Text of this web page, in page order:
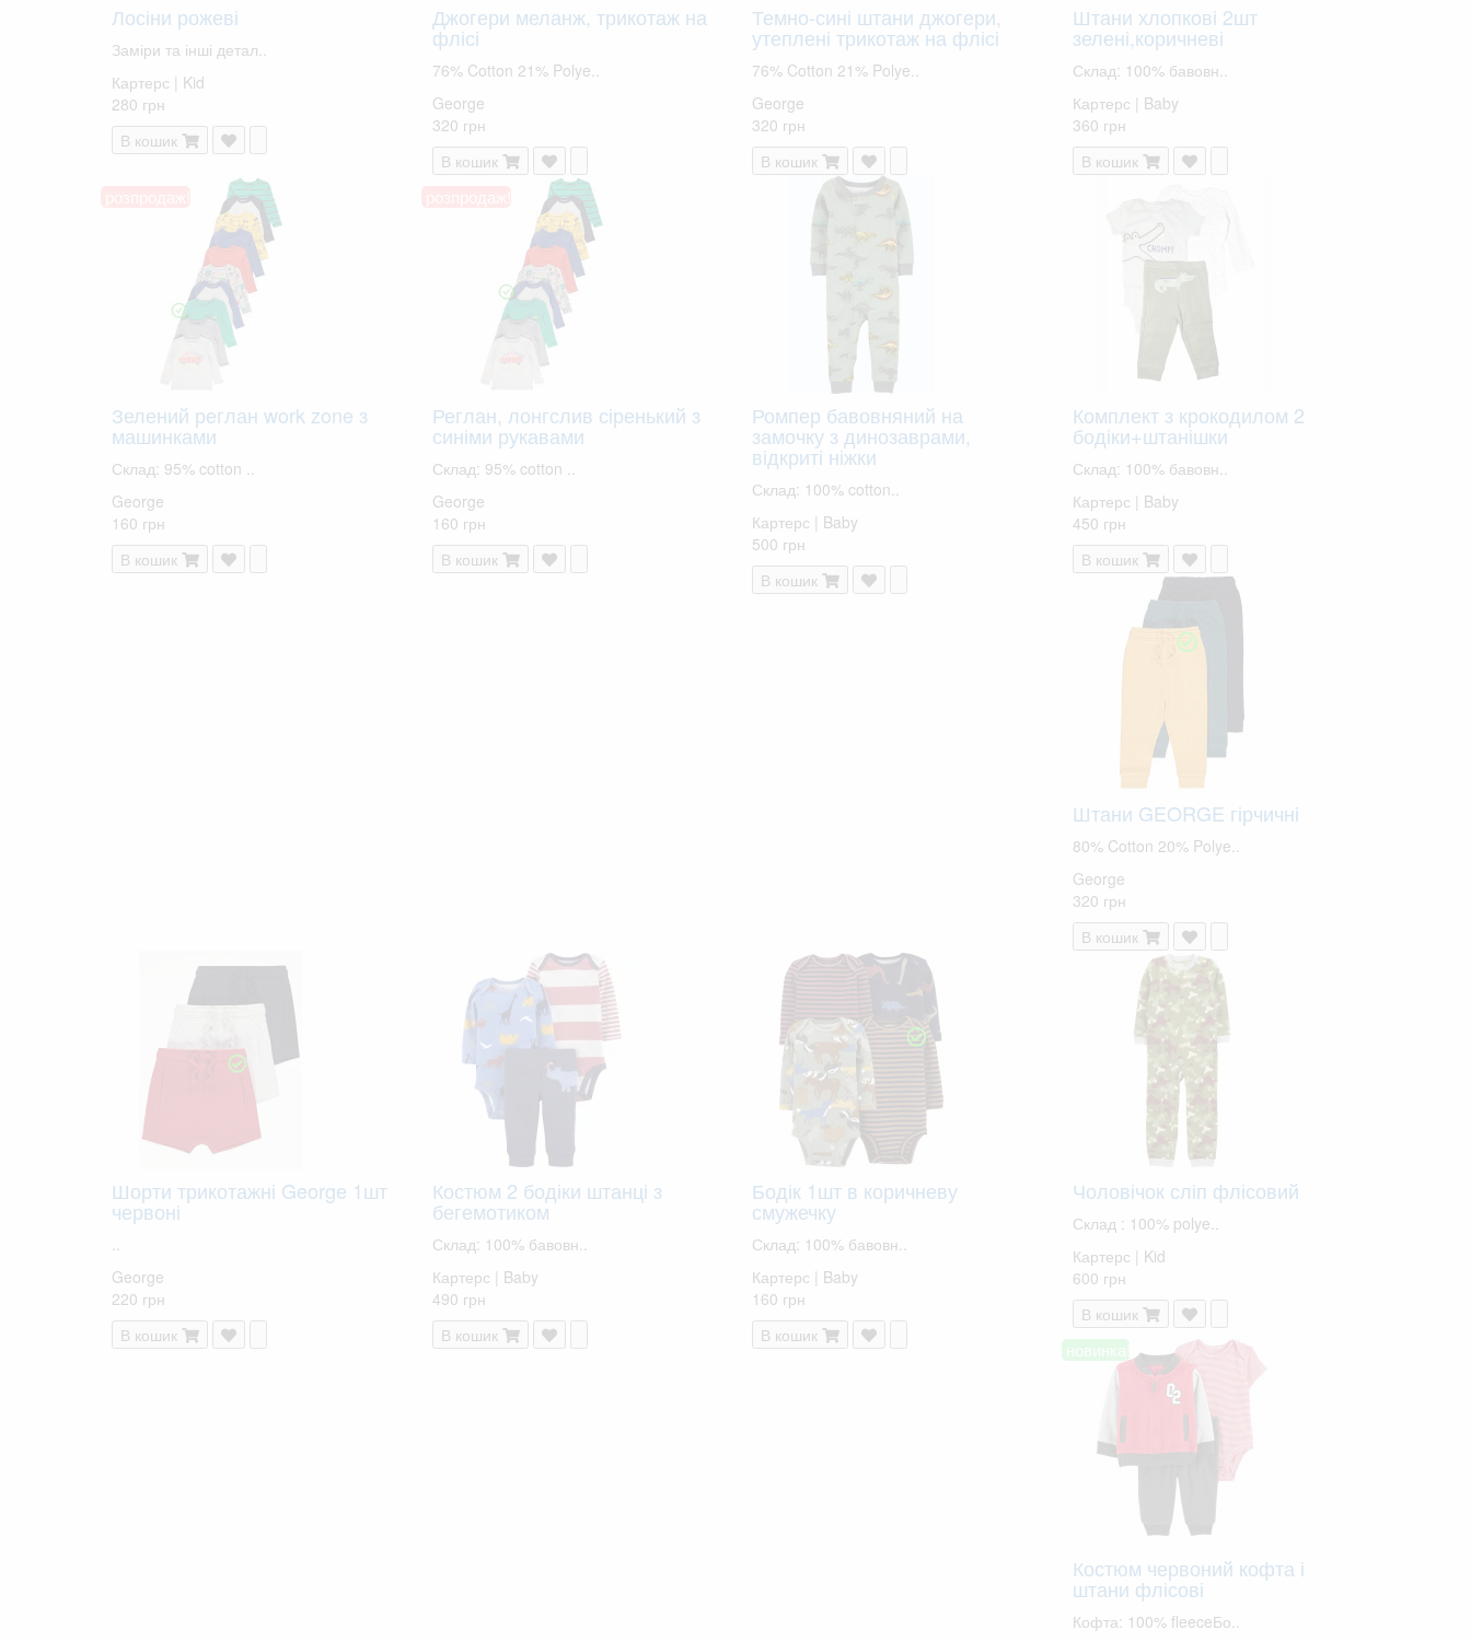
Лосіни рожеві
Заміри та інші детал..
Картерс | Kid
280 грн
В кошик
Джогери меланж, трикотаж на
флісі
76% Cotton 21% Polye..
George
320 грн
В кошик
Темно-сині штани джогери,
утеплені трикотаж на флісі
76% Cotton 21% Polye..
George
320 грн
В кошик
Штани хлопкові 2шт
зелені,коричневі
Склад: 100% бавовн..
Картерс | Baby
360 грн
В кошик
Зелений реглан work zone з
машинками
Склад: 95% cotton ..
George
160 грн
В кошик
Реглан, лонгслив сіренький з
синіми рукавами
Склад: 95% cotton ..
George
160 грн
В кошик
Ромпер бавовняний на
замочку з динозаврами,
відкриті ніжки
Склад: 100% cotton..
Картерс | Baby
500 грн
В кошик
Комплект з крокодилом 2
бодіки+штанішки
Склад: 100% бавовн..
Картерс | Baby
450 грн
В кошик
Штани GEORGE гірчичні
80% Cotton 20% Polye..
George
320 грн
В кошик
Шорти трикотажні George 1шт
червоні
George
220 грн
В кошик
Костюм 2 бодіки штанці з
бегемотиком
Склад: 100% бавовн..
Картерс | Baby
490 грн
В кошик
Бодік 1шт в коричневу
смужечку
Склад: 100% бавовн..
Картерс | Baby
160 грн
В кошик
Чоловічок сліп флісовий
Склад : 100% polye..
Картерс | Kid
600 грн
В кошик
новинка!
Костюм червоний кофта і
штани флісові
Кофта: 100% fleeceБо..